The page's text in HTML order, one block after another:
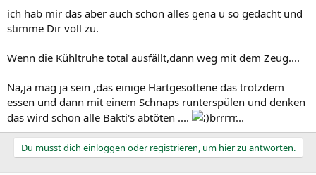
ich hab mir das aber auch schon alles gena u so gedacht und
stimme Dir voll zu.
Wenn die Kühltruhe total ausfällt,dann weg mit dem Zeug....
Na,ja mag ja sein ,das einige Hartgesottene das trotzdem
essen und dann mit einem Schnaps runterspülen und denken
das wird schon alle Bakti's abtöten ....
brrrrr...
Du musst dich einloggen oder registrieren, um hier zu antworten.